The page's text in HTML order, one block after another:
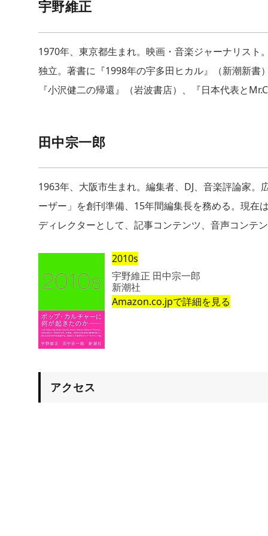
宇野維正
1970年、東京都生まれ。映画・音楽ジャーナリス
独立。著書に『1998年の宇多田ヒカル』（新潮新
『小沢健二の帰還』（岩波書店）、『日本代表と
田中宗一郎
1963年、大阪市生まれ。編集者、DJ、音楽評論家
ーザー」を創刊準備、15年間編集長を務める。現在
ディレクターとして、記事コンテンツ、音声コンテ
2010s
宇野維正 田中宗一郎
新潮社
Amazon.co.jpで詳細を見る
アクセス